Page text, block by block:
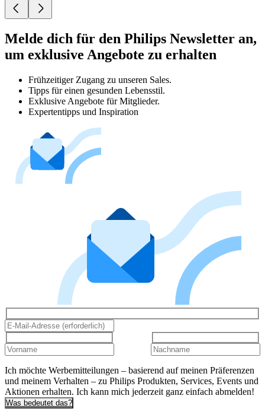
Melde dich für den Philips Newsletter an,
um exklusive Angebote zu erhalten
Frühzeitiger Zugang zu unseren Sales.
Tipps für einen gesunden Lebensstil.
Exklusive Angebote für Mitglieder.
Expertentipps und Inspiration
Ich möchte Werbemitteilungen – basierend auf meinen Präferenzen
und meinem Verhalten – zu Philips Produkten, Services, Events und
Aktionen erhalten. Ich kann mich jederzeit ganz einfach abmelden!
Was bedeutet das?